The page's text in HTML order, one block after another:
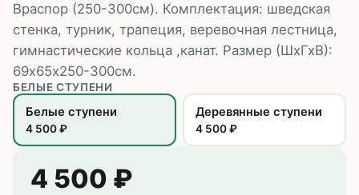
Враспор (250-300см). Комплектация: шведская
стенка, турник, трапеция, веревочная лестница,
гимнастические кольца ,канат. Размер (ШхГхВ):
69х65х250-300см.
БЕЛЫЕ СТУПЕНИ
Белые ступени
4 500₽
Деревянные ступени
4 500₽
4 500 ₽